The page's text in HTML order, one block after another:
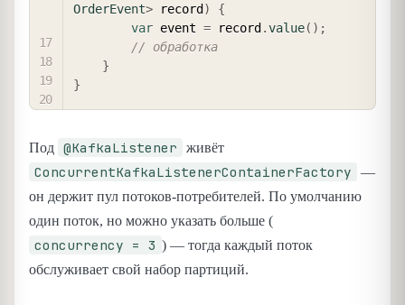
OrderEvent> record)
{
var event = record.value( ) ;
// обработка
}
}
Под @KafkaListener живёт
ConcurrentKafkaListenerContainerFactory
—
он держит пул потоков-потребителей. По умолчанию
один поток, но можно указать больше (
concurrency = 3 ) — тогда каждый поток
обслуживает свой набор партиций.